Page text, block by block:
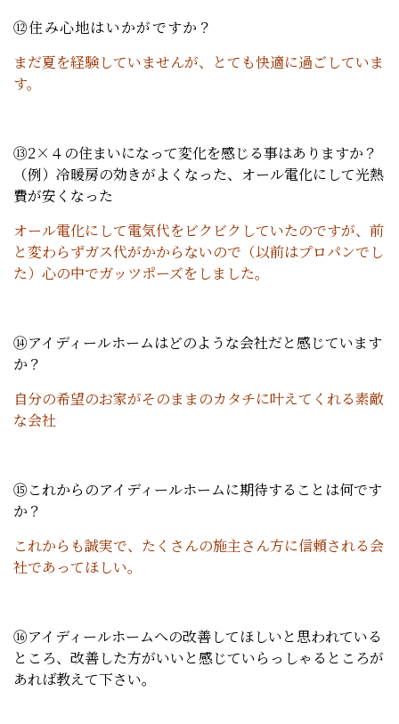
⑫住み心地はいかがですか？
まだ夏を経験していませんが、とても快適に過ごしていま
す。
⑬2×４の住まいになって変化を感じる事はありますか？
（例）冷暖房の効きがよくなった、オール電化にして光熱
費が安くなった
オール電化にして電気代をビクビクしていたのですが、前
と変わらずガス代がかからないので（以前はプロパンでし
た）心の中でガッツポーズをしました。
⑭アイディールホームはどのような会社だと感じています
か？
自分の希望のお家がそのままのカタチに叶えてくれる素敵
な会社
⑮これからのアイディールホームに期待することは何です
か？
これからも誠実で、たくさんの施主さん方に信頼される会
社であってほしい。
⑯アイディールホームへの改善してほしいと思われている
ところ、改善した方がいいと感じていらっしゃるところが
あれば教えて下さい。